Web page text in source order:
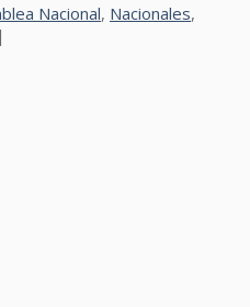
Nacional, Nacionales,
|